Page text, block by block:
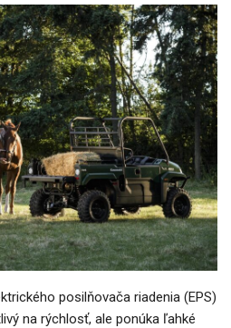
posilňovača riadenia (EPS)
na rýchlosť, ale ponúka ľahké